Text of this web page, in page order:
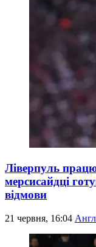
Ліверпуль
мерсисайдці
відмови
21 червня, 16:04